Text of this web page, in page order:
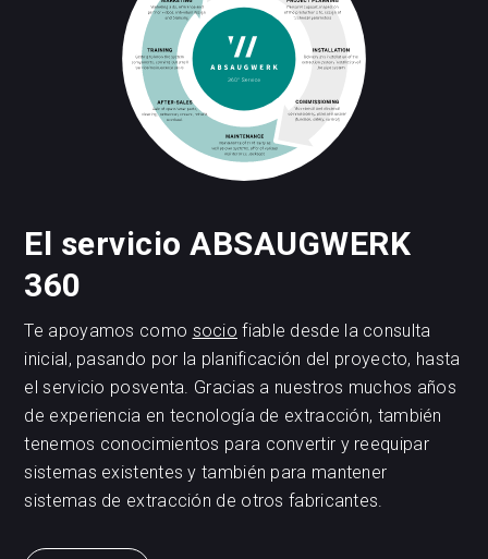
El servicio ABSAUGWERK
360
Te apoyamos como socio fiable desde la consulta
inicial, pasando por la planificación del proyecto, hasta
el servicio posventa. Gracias a nuestros muchos años
de experiencia en tecnología de extracción, también
tenemos conocimientos para convertir y reequipar
sistemas existentes y también para mantener
sistemas de extracción de otros fabricantes.